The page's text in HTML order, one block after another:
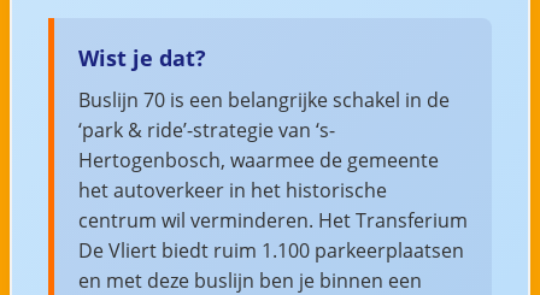
Wist je dat?
Buslijn 70 is een belangrijke schakel in de
‘park & ride’-strategie van ‘s-
Hertogenbosch, waarmee de gemeente
het autoverkeer in het historische
centrum wil verminderen. Het Transferium
De Vliert biedt ruim 1.100 parkeerplaatsen
en met deze buslijn ben je binnen een